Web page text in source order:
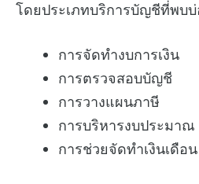
โดยประเภทบริการบัญชีที่พบบ่
การจัดทำงบการเงิน
การตรวจสอบบัญชี
การวางแผนภาษี
การบริหารงบประมาณ
การช่วยจัดทำเงินเดือน